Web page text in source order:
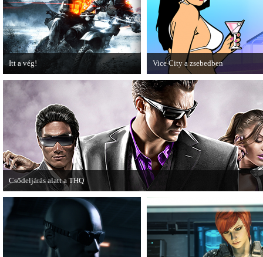
Itt a vég!
Hamarosan minden infó kiderül a
Battlefield 3 utolsó, End Game
kiegészítőjéről.
Vice City a zsebedben
A GTA: Vice City 10th
Editionről készített tesztet a PC
Csődeljárás alatt a THQ
Egy újabb videojáték-kiadó került csődeljárás alá, aki nem más, mint a THQ.